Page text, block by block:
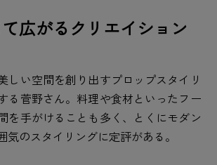
広がるクリエイション
しい空間を創り出すプロップスタイリ
る菅野さん。料理や食材といったフー
を手がけることも多く、とくにモダン
気のスタイリングに定評がある。